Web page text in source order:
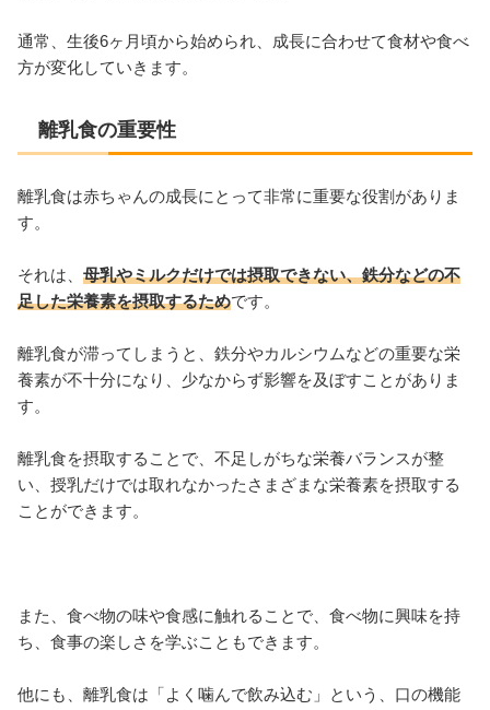
通常、生後6ヶ月頃から始められ、成長に合わせて食材や食べ
方が変化していきます。
離乳食の重要性
離乳食は赤ちゃんの成長にとって非常に重要な役割がありま
す。
それは、 母乳やミルクだけでは摂取できない、鉄分などの不
足した栄養素を摂取するためです。
離乳食が滞ってしまうと、鉄分やカルシウムなどの重要な栄
養素が不十分になり、少なからず影響を及ぼすことがありま
す。
離乳食を摂取することで、不足しがちな栄養バランスが整
い、授乳だけでは取れなかったさまざまな栄養素を摂取する
ことができます。
また、食べ物の味や食感に触れることで、食べ物に興味を持
ち、食事の楽しさを学ぶこともできます。
他にも、離乳食は「よく噛んで飲み込む」という、口の機能